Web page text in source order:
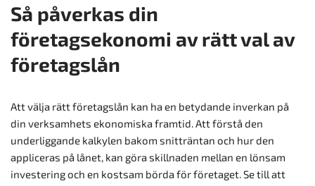
Så påverkas din
företagsekonomi av rätt val av
företagslån
Att välja rätt företagslån kan ha en betydande inverkan på
din verksamhets ekonomiska framtid. Att förstå den
underliggande kalkylen bakom snitträntan och hur den
appliceras på lånet, kan göra skillnaden mellan en lönsam
investering och en kostsam börda för företaget. Se till att